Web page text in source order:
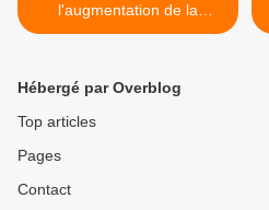
l'augmentation de la
délinquance ? Brice
Hébergé par Overblog
Top articles
Pages
Contact